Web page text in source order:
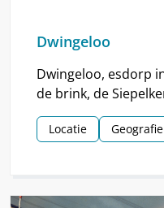
Dwingeloo
Dwingeloo, esdorp
de brink, de
Dwingelderveld.
middeleeuwen.
Locatie Geografie